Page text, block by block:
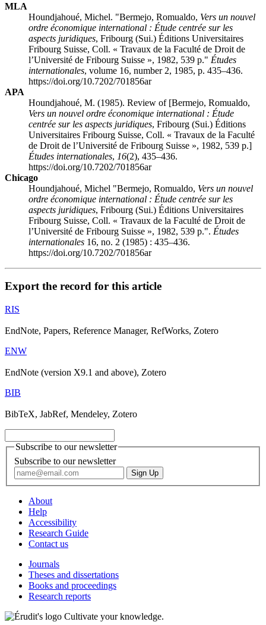
MLA
Houndjahoué, Michel. "Bermejo, Romualdo, Vers un nouvel
ordre économique international : Étude centrée sur les
aspects juridiques, Fribourg (Sui.) Éditions Universitaires
Fribourg Suisse, Coll. « Travaux de la Faculté de Droit de
l’Université de Fribourg Suisse », 1982, 539 p." Études
internationales, volume 16, number 2, 1985, p. 435–436.
https://doi.org/10.7202/701856ar
APA
Houndjahoué, M. (1985). Review of [Bermejo, Romualdo,
Vers un nouvel ordre économique international : Étude
centrée sur les aspects juridiques, Fribourg (Sui.) Éditions
Universitaires Fribourg Suisse, Coll. « Travaux de la Faculté
de Droit de l’Université de Fribourg Suisse », 1982, 539 p.]
Études internationales, 16(2), 435–436.
https://doi.org/10.7202/701856ar
Chicago
Houndjahoué, Michel "Bermejo, Romualdo, Vers un nouvel
ordre économique international : Étude centrée sur les
aspects juridiques, Fribourg (Sui.) Éditions Universitaires
Fribourg Suisse, Coll. « Travaux de la Faculté de Droit de
l’Université de Fribourg Suisse », 1982, 539 p.". Études
internationales 16, no. 2 (1985) : 435–436.
https://doi.org/10.7202/701856ar
Export the record for this article
RIS
EndNote, Papers, Reference Manager, RefWorks, Zotero
ENW
EndNote (version X9.1 and above), Zotero
BIB
BibTeX, JabRef, Mendeley, Zotero
Subscribe to our newsletter
Subscribe to our newsletter
About
Help
Accessibility
Research Guide
Contact us
Journals
Theses and dissertations
Books and proceedings
Research reports
Cultivate your knowledge.